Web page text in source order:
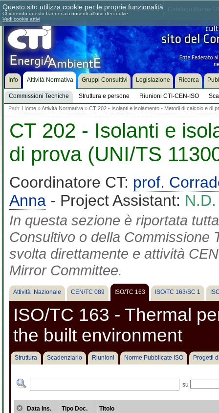
Chi siamo Dove siamo Contattaci Come associarsi
Info Attività Normativa
Commissioni Tecniche Struttura e persone Riunioni CTI-CEN-ISO
Gruppi Consultivi Legislazione Ricerca
Path: Home »Attività Normativa » CT 202 - Isolanti e isolamento - Metodi di calcolo e di
CT 202 - Isolanti e
di prova (UNI/TS
Coordinatore CT: prof.
Anna - Project Assistant: N.D.
In questa sezione è riportata
Consultivo o della Commissione
svolta direttamente e attività
Mirror Committee.
Attività Nazionale CEN/TC 089 ISO/TC 163 ISO/TC 163/SC 1
ISO/TC 163 - Thermal
the built environment
Struttura Scadenziario Riunioni Norme Pubblicate ISO Progetti
su
Data Ins. Tipo Doc. Titolo
Questo sito utilizza cookie per le proprie funzionalità
Chiudendo questo banner acconsenti all'uso dei cookie.
Vedi cookie attivi